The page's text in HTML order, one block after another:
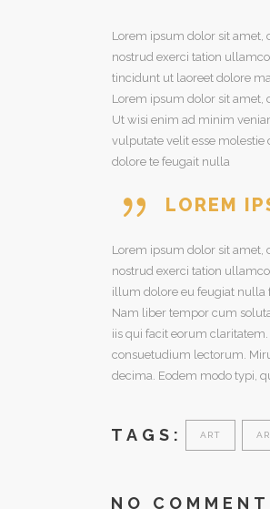
Lorem ipsum dolor sit
nostrud exerci tation
tincidunt ut laoreet dolore
Lorem ipsum dolor sit
Ut wisi enim ad minim
vulputate velit esse
dolore te feugait nulla
LOREM
Lorem ipsum dolor sit
nostrud exerci tation
illum dolore eu feugiat nulla
Nam liber tempor cum
iis qui facit eorum
consuetudium lectorum.
decima. Eodem modo typi,
TAGS: ART
NO